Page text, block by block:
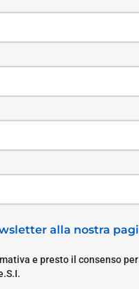
alla nostra
e presto il consenso